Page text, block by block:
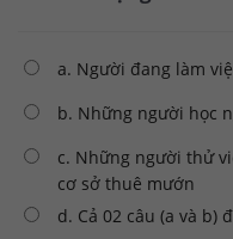
a. Người đang làm
b. Những người học
c. Những người thử
cơ sở thuê mướn
d. Cả 02 câu (a và b)